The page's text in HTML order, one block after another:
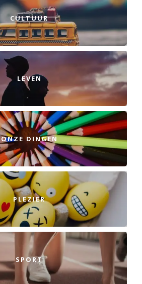
CULTUUR
LEVEN
ONZE DINGEN
PLEZIER
SPORT